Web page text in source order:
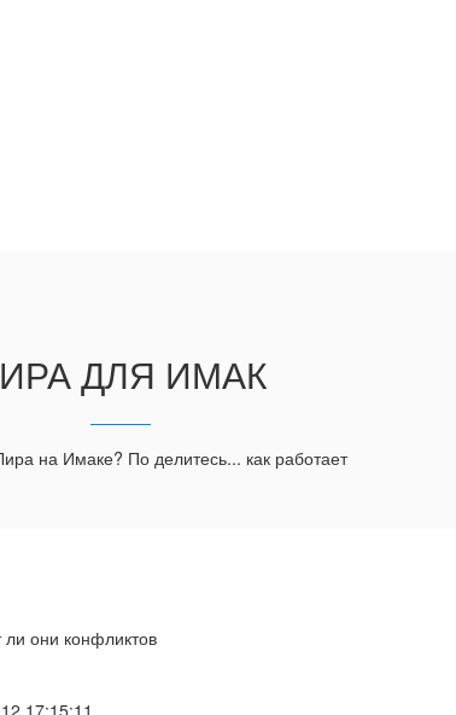
ДЛЯ ИМАК
на Имаке? По делитесь... как работает
они конфликтов
17:15:11